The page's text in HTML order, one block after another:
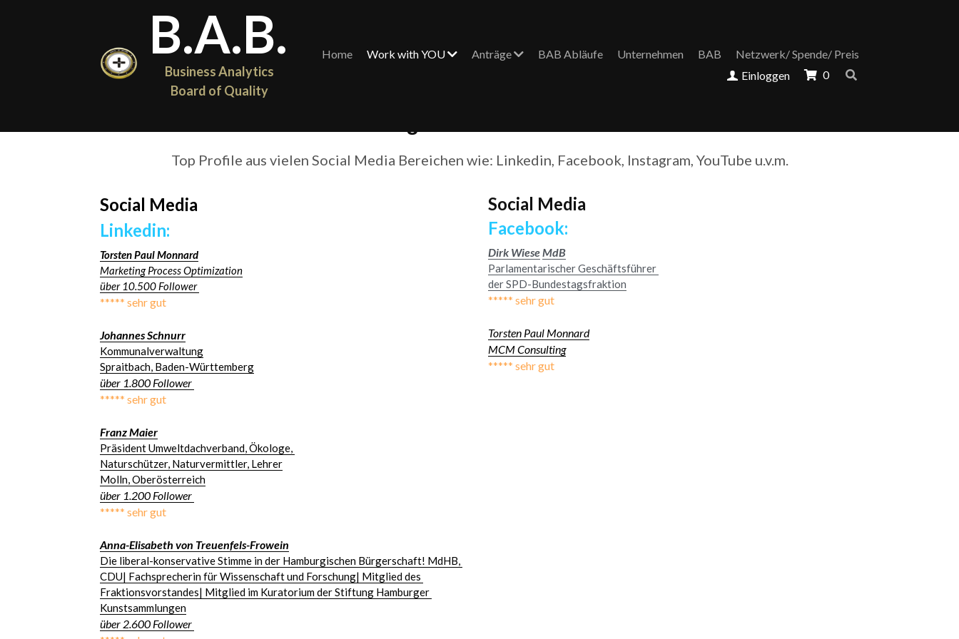
B.A.B.
Business Analytics
Board of Quality
Home Work with YOU Anträge BAB Abläufe Unternehmen BAB
Netzwerk/ Spende/ Preis
Einloggen
0
Top Profile aus vielen Social Media Bereichen wie: Linkedin, Facebook, Instagram, YouTube u.v.m.
Social Media
Linkedin:
Torsten Paul Monnard
Marketing Process Optimization
über 10.500 Follower
***** sehr gut
Johannes Schnurr
Kommunalverwaltung
Spraitbach, Baden-Württemberg
über 1.800 Follower
***** sehr gut
Franz Maier
Präsident Umweltdachverband, Ökologe,
Naturschützer, Naturvermittler, Lehrer
Molln, Oberösterreich
über 1.200 Follower
***** sehr gut
Anna-Elisabeth von Treuenfels-Frowein
Die liberal-konservative Stimme in der Hamburgischen Bürgerschaft! MdHB,
CDU| Fachsprecherin für Wissenschaft und Forschung| Mitglied des
Fraktionsvorstandes| Mitglied im Kuratorium der Stiftung Hamburger
Kunstsammlungen
über 2.600 Follower
Social Media
Facebook:
Dirk WieseMdB
Parlamentarischer Geschäftsführer
der SPD-Bundestagsfraktion
***** sehr gut
Torsten Paul Monnard
MCM Consulting
***** sehr gut